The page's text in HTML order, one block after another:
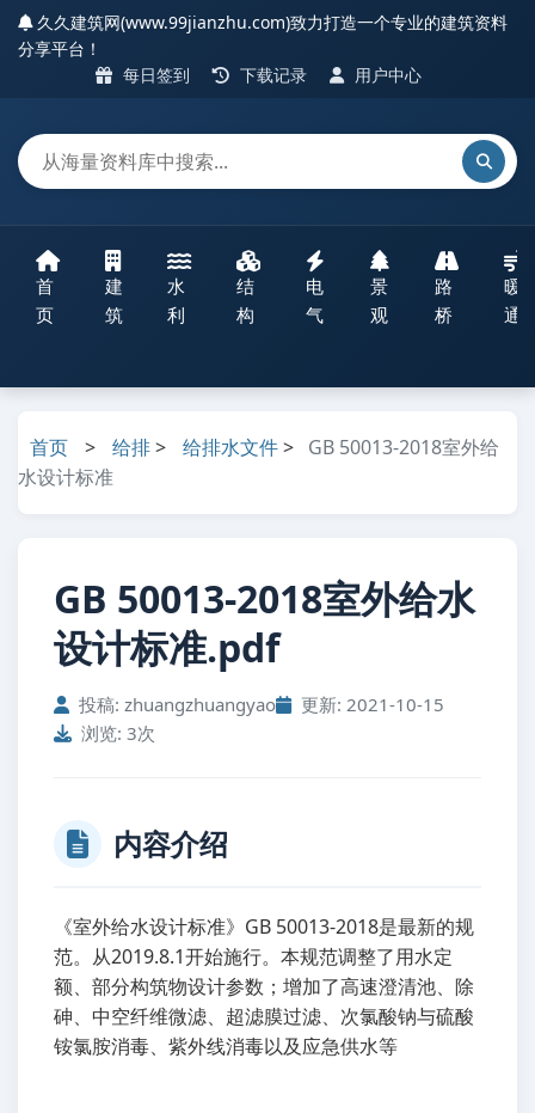
久久建筑网(www.99jianzhu.com)致力打造一个专业的建筑资料
分享平台！
每日签到
下载记录 用户中心
首
页
建
筑
水
利
结
构
电
气
景
观
路
桥
暖
通
首页 > 给排> 给排水文件> GB 50013-2018室外给
水设计标准
GB 50013-2018室外给水
设计标准.pdf
投稿: zhuangzhuangyao
更新: 2021-10-15
浏览: 3次
内容介绍
《室外给水设计标准》GB 50013-2018是最新的规
范。从2019.8.1开始施行。本规范调整了用水定
额、部分构筑物设计参数；增加了高速澄清池、除
砷、中空纤维微滤、超滤膜过滤、次氯酸钠与硫酸
铵氯胺消毒、紫外线消毒以及应急供水等